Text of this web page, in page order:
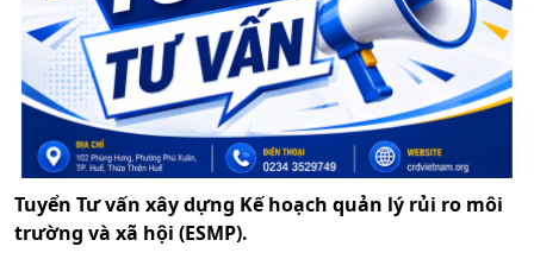
Tuyển Tư vấn xây dựng Kế hoạch quản lý rủi ro môi
trường và xã hội (ESMP).